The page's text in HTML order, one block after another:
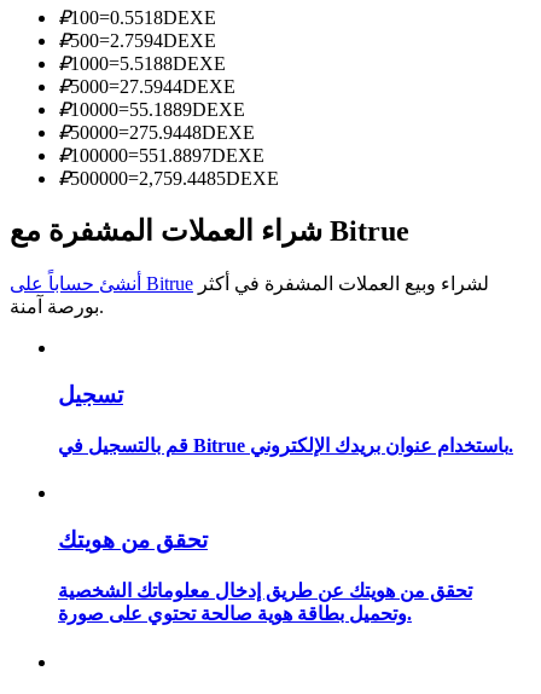
معلومة
تحليل البيانات الضخمة بما في ذلك المعلومات التجارية، وما
مرشد
دليل المبتدئين للعقود الآجلة
₽100=0.5518DEXE
₽500=2.7594DEXE
₽1000=5.5188DEXE
₽5000=27.5944DEXE
₽10000=55.1889DEXE
₽50000=275.9448DEXE
₽100000=551.8897DEXE
₽500000=2,759.4485DEXE
شراء العملات المشفرة مع Bitrue
أنشئ حساباً على Bitrue
بورصة آمنة.
تسجيل
قم بالتسجيل في Bitrue باستخدام عنوان بريدك الإلكتروني.
تحقق من هويتك
تحقق من هويتك عن طريق إدخال معلوماتك الشخصية
وتحميل بطاقة هوية صالحة تحتوي على صورة.